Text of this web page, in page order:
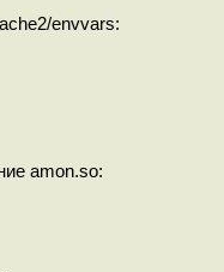
envvars:
amon.so: